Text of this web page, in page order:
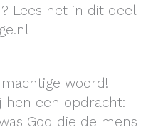
Lees het in dit deel
woord!
hen een opdracht:
God die de mens